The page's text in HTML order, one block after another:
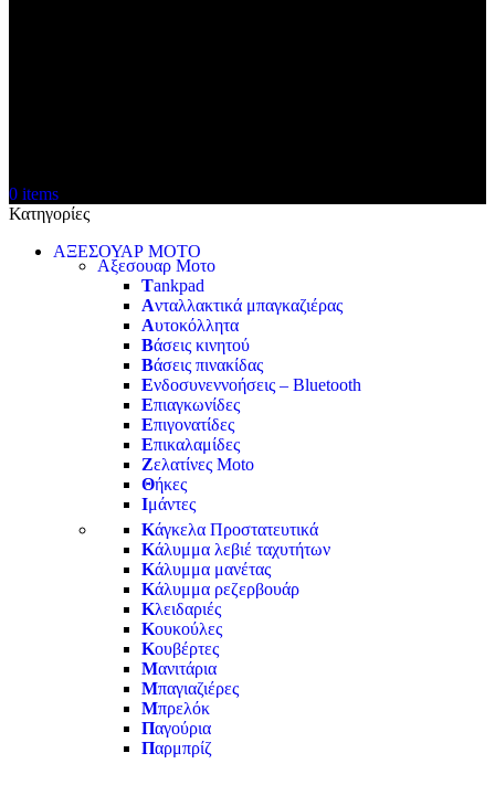
0 items
Κατηγορίες
ΑΞΕΣΟΥΑΡ ΜΟΤΟ
Αξεσουαρ Μοτο
Tankpad
Ανταλλακτικά μπαγκαζιέρας
Αυτοκόλλητα
Βάσεις κινητού
Βάσεις πινακίδας
Ενδοσυνεννοήσεις – Bluetooth
Επιαγκωνίδες
Επιγονατίδες
Επικαλαμίδες
Ζελατίνες Moto
Θήκες
Ιμάντες
Κάγκελα Προστατευτικά
Κάλυμμα λεβιέ ταχυτήτων
Κάλυμμα μανέτας
Κάλυμμα ρεζερβουάρ
Κλειδαριές
Κουκούλες
Κουβέρτες
Μανιτάρια
Μπαγιαζιέρες
Μπρελόκ
Παγούρια
Παρμπρίζ